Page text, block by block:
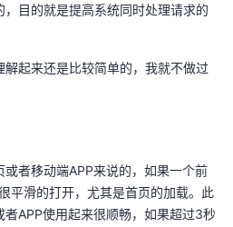
目的就是提高系统同时处理请求的
起来还是比较简单的，我就不做过
者移动端APP来说的，如果一个前
平滑的打开，尤其是首页的加载。此
APP使用起来很顺畅，如果超过3秒